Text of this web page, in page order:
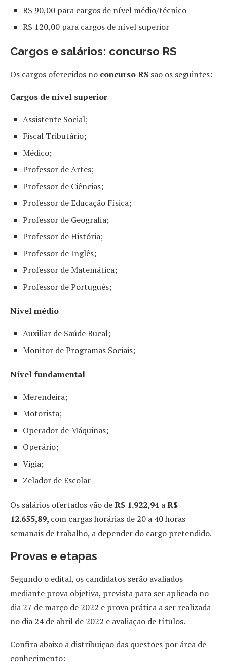
R$ 90,00 para cargos de nível médio/técnico
R$ 120,00 para cargos de nível superior
Cargos e salários: concurso RS
Os cargos oferecidos no concurso RS são os seguintes:
Cargos de nível superior
Assistente Social;
Fiscal Tributário;
Médico;
Professor de Artes;
Professor de Ciências;
Professor de Educação Física;
Professor de Geografia;
Professor de História;
Professor de Inglês;
Professor de Matemática;
Professor de Português;
Nível médio
Auxiliar de Saúde Bucal;
Monitor de Programas Sociais;
Nível fundamental
Merendeira;
Motorista;
Operador de Máquinas;
Operário;
Vigia;
Zelador de Escolar
Os salários ofertados vão deR$ 1.922,94 aR$
12.655,89, com cargas horárias de 20 a 40 horas
semanais de trabalho, a depender do cargo pretendido.
Provas e etapas
Segundo o edital, os candidatos serão avaliados
mediante prova objetiva, prevista para ser aplicada no
dia 27 de março de 2022 e prova prática a ser realizada
no dia 24 de abril de 2022 e avaliação de títulos.
Confira abaixo a distribuição das questões por área de
conhecimento: